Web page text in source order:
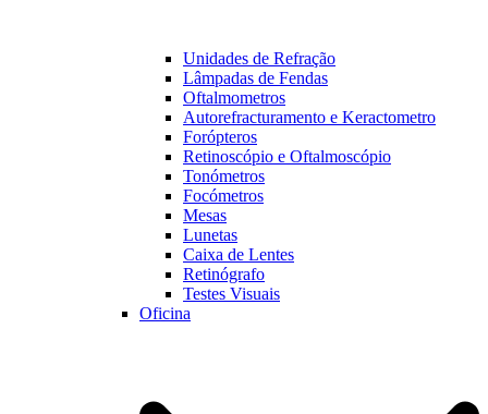
Unidades de Refração
Lâmpadas de Fendas
Oftalmometros
Autorefracturamento e Keractometro
Forópteros
Retinoscópio e Oftalmoscópio
Tonómetros
Focómetros
Mesas
Lunetas
Caixa de Lentes
Retinógrafo
Testes Visuais
Oficina